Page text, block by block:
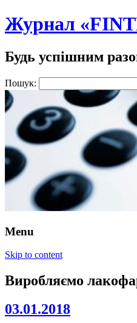
Журнал
Будь успішним
Пошук:
Menu
Skip to content
Виробляємо
03.01.2018